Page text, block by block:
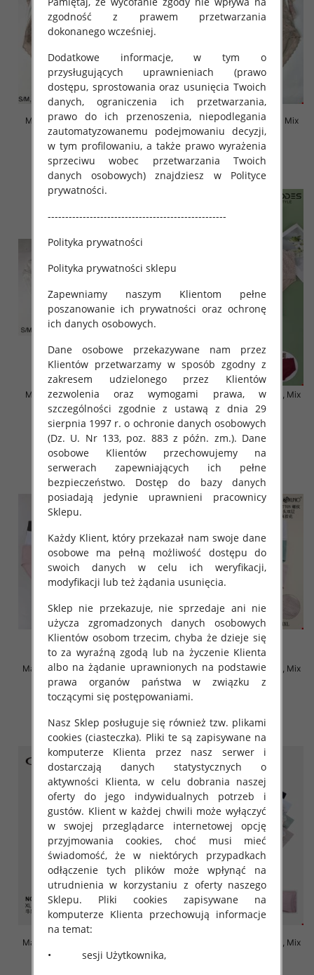
Majtki damskie Roz S-2XL, Mix
kolor Paczka 24 szt
4.80 zł
szczegóły
Majtki damskie Roz S-2XL, Mix
kolor Paczka 24 szt
4.50 zł
szczegóły
Majtki damskie Roz S-2XL, Mix
kolor Paczka 24 szt
4.50 zł
szczegóły
Majtki damskie Roz XL-4XL, Mix
kolor Paczka 24 szt
6.50 zł
szczegóły
Majtki damskie Roz XL-4XL, Mix
kolor Paczka 24 szt
4.80 zł
szczegóły
Majtki damskie Roz XL-4XL, Mix
kolor Paczka 24 szt
szczegóły
Majtki damskie Roz XL-4XL, Mix
kolor Paczka 24 szt
Majtki damskie Roz XL-4XL, Mix
zgodność z prawem przetwarzania
dokonanego wcześniej.
Dodatkowe informacje, w tym o
przysługujących uprawnieniach (prawo
dostępu, sprostowania oraz usunięcia Twoich
danych, ograniczenia ich przetwarzania,
prawo do ich przenoszenia, niepodlegania
zautomatyzowanemu podejmowaniu decyzji,
w tym profilowaniu, a także prawo wyrażenia
sprzeciwu wobec przetwarzania Twoich
danych osobowych) znajdziesz w Polityce
prywatności.
---------------------------------------------------
Polityka prywatności
Polityka prywatności sklepu
Zapewniamy naszym Klientom pełne
poszanowanie ich prywatności oraz ochronę
ich danych osobowych.
Dane osobowe przekazywane nam przez
Klientów przetwarzamy w sposób zgodny z
zakresem udzielonego przez Klientów
zezwolenia oraz wymogami prawa, w
szczególności zgodnie z ustawą z dnia 29
sierpnia 1997 r. o ochronie danych osobowych
(Dz. U. Nr 133, poz. 883 z późn. zm.). Dane
osobowe Klientów przechowujemy na
serwerach zapewniających ich pełne
bezpieczeństwo. Dostęp do bazy danych
posiadają jedynie uprawnieni pracownicy
Sklepu.
Każdy Klient, który przekazał nam swoje dane
osobowe ma pełną możliwość dostępu do
swoich danych w celu ich weryfikacji,
modyfikacji lub też żądania usunięcia.
Sklep nie przekazuje, nie sprzedaje ani nie
użycza zgromadzonych danych osobowych
Klientów osobom trzecim, chyba że dzieje się
to za wyraźną zgodą lub na życzenie Klienta
albo na żądanie uprawnionych na podstawie
prawa organów państwa w związku z
toczącymi się postępowaniami.
Nasz Sklep posługuje się również tzw. plikami
cookies (ciasteczka). Pliki te są zapisywane na
komputerze Klienta przez nasz serwer i
dostarczają danych statystycznych o
aktywności Klienta, w celu dobrania naszej
oferty do jego indywidualnych potrzeb i
gustów. Klient w każdej chwili może wyłączyć
w swojej przeglądarce internetowej opcję
przyjmowania cookies, choć musi mieć
świadomość, że w niektórych przypadkach
odłączenie tych plików może wpłynąć na
utrudnienia w korzystaniu z oferty naszego
Sklepu. Pliki cookies zapisywane na
komputerze Klienta przechowują informacje
na temat:
• sesji Użytkownika,